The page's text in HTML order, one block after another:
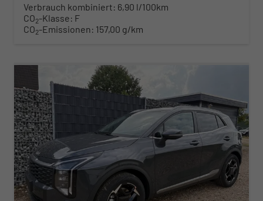
Verbrauch kombiniert: 6,90 l/100km
CO2-Klasse: F
CO2-Emissionen: 157,00 g/km